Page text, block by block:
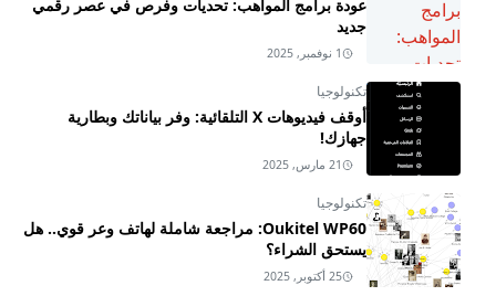
عودة برامج المواهب: تحديات وفرص في عصر رقمي
جديد
1 نوفمبر, 2025
تكنولوجيا
أوقف فيديوهات X التلقائية: وفر بياناتك وبطارية
جهازك!
21 مارس, 2025
تكنولوجيا
Oukitel WP60: مراجعة شاملة لهاتف وعر قوي.. هل
يستحق الشراء؟
25 أكتوبر, 2025